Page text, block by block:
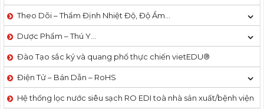
Theo Dõi – Thẩm Định Nhiệt Độ, Độ Ẩm…
Dược Phẩm – Thú Y…
Đào Tạo sắc ký và quang phổ thực chiến vietEDU®
Điện Tử – Bán Dẫn – RoHS
Hệ thống lọc nước siêu sạch RO EDI​​ toà nhà sản xuất/bệnh viện